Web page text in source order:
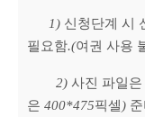
1) 신청단계 시
필요함.(여권 사용
2) 사진 파일은
은 400*475픽셀) 준